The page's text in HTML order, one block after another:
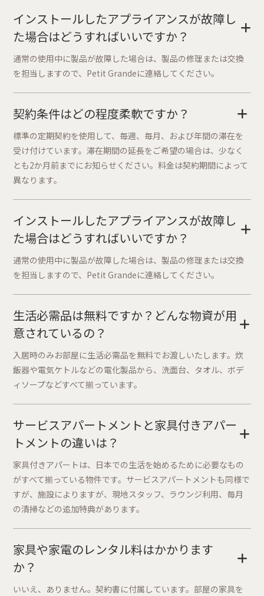
インストールしたアプライアンスが故障し
た場合はどうすればいいですか？
+
通常の使用中に製品が故障した場合は、製品の修理または交換
を担当しますので、Petit Grandeに連絡してください。
契約条件はどの程度柔軟ですか？ +
標準の定期契約を使用して、毎週、毎月、および年間の滞在を
受け付けています。滞在期間の延長をご希望の場合は、少なく
とも2か月前までにお知らせください。料金は契約期間によって
異なります。
インストールしたアプライアンスが故障し
た場合はどうすればいいですか？
+
通常の使用中に製品が故障した場合は、製品の修理または交換
を担当しますので、Petit Grandeに連絡してください。
生活必需品は無料ですか？どんな物資が用
意されているの？
+
入居時のみお部屋に生活必需品を無料でお渡しいたします。炊
飯器や電気ケトルなどの電化製品から、洗面台、タオル、ボデ
ィソープなどすべて揃っています。
サービスアパートメントと家具付きアパー
トメントの違いは？
+
家具付きアパートは、日本での生活を始めるために必要なもの
がすべて揃っている物件です。サービスアパートメントも同様で
すが、施設によりますが、現地スタッフ、ラウンジ利用、毎月
の清掃などの追加特典があります。
家具や家電のレンタル料はかかります
か？
+
いいえ、ありません。契約書に付属しています。部屋の家具を